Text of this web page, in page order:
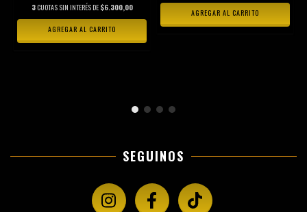
3CUOTAS SIN INTERÉS DE $6.300,00
AGREGAR AL CARRITO
AGREGAR AL CARRITO
SEGUINOS